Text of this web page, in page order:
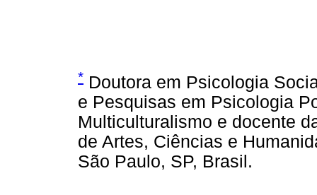
* Doutora em Psicologia
e Pesquisas em Psicologia
Multiculturalismo e docente
de Artes, Ciências e
São Paulo, SP, Brasil.